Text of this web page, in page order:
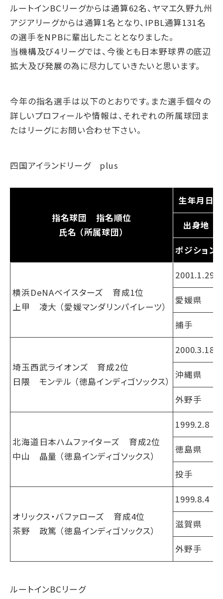
ルートインBCリーグからは通算62名、ヤマエ久野九州
アジアリーグからは通算1名となり、IPBL通算131名
の選手をNPBに輩出したこととなりました。
当機構及び４リーグでは、今後とも日本野球界の底辺
拡大及び発展の為に尽力していきたいと思います。
今年の指名選手は以下のとおりです。また選手個々の
詳しいプロフィールや情報は、それぞれの所属球団ま
たはリーグにお問い合わせ下さい。
四国アイランドリーグ plus
指名球団 指名順位
氏名 （所属球団）
生年月日
出身地
ポジション
横浜DeNAベイスターズ 育成1位
上甲 凌大 （愛媛マンダリンパイレーツ）
2001.1.29
愛媛県
捕手
埼玉西武ライオンズ 育成2位
日隈 モンテル （徳島インディゴソックス）
2000.3.18
沖縄県
外野手
北海道日本ハムファイターズ 育成2位
中山 晶量 （徳島インディゴソックス）
1999.2.8
徳島県
投手
オリックス・バファローズ 育成4位
茶野 政篤 （徳島インディゴソックス）
1999.8.4
滋賀県
外野手
ルートインBCリーグ